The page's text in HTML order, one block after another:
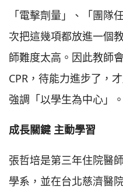
「電擊劑量」、「團隊
次把這幾項都放進一個
師難度太高。因此教師
CPR，待能力進步了，
強調「以學生為中心」。
成長關鍵 主動學習
張哲培是第三年住院醫
學系，並在台北慈濟醫